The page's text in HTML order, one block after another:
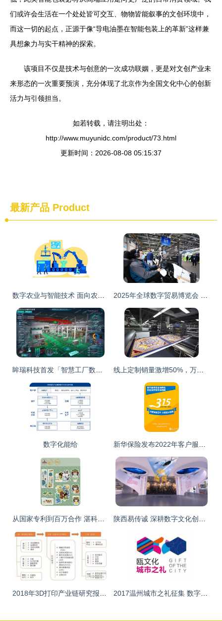
们或许会生活在一个处处皆可交互、物物皆能叙事的文创环境中，
而这一切的起点，正源于像“导电油墨在智能包装上的革新”这样兼
具想象力与实干精神的探索。
该项目不仅是技术与创意的一次成功联姻，更是对文创产业未
来形态的一次重要预演，充分体现了北京作为全国文化中心的创新
活力与引领担当。
如若转载，请注明出处：
http://www.muyunidc.com/product/73.html
更新时间：2026-08-08 05:15:37
最新产品 Product
数字化能给